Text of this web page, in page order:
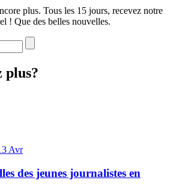
plus. Tous les 15 jours, recevez notre
! Que des belles nouvelles.
plus?
Avr
des jeunes journalistes en